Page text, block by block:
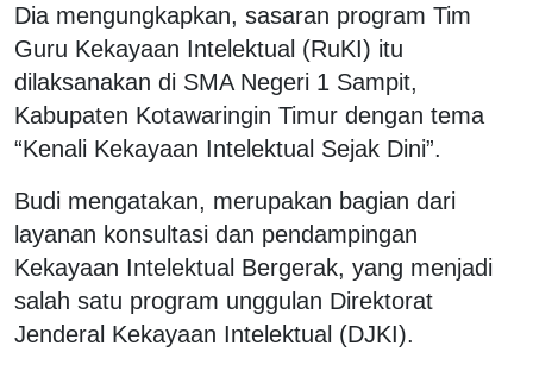
Dia mengungkapkan, sasaran program Tim
Guru Kekayaan Intelektual (RuKI) itu
dilaksanakan di SMA Negeri 1 Sampit,
Kabupaten Kotawaringin Timur dengan tema
“Kenali Kekayaan Intelektual Sejak Dini”.
Budi mengatakan, merupakan bagian dari
layanan konsultasi dan pendampingan
Kekayaan Intelektual Bergerak, yang menjadi
salah satu program unggulan Direktorat
Jenderal Kekayaan Intelektual (DJKI).